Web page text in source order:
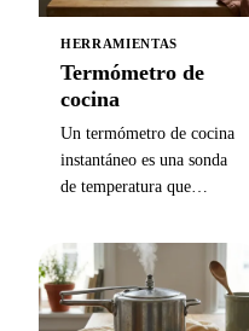
HERRAMIENTAS
Termómetro de
cocina
Un termómetro de cocina
instantáneo es una sonda
de temperatura que
interna de un alimento en
2 a 5 segundos — la
forma más confiable de
verificar la cocción de